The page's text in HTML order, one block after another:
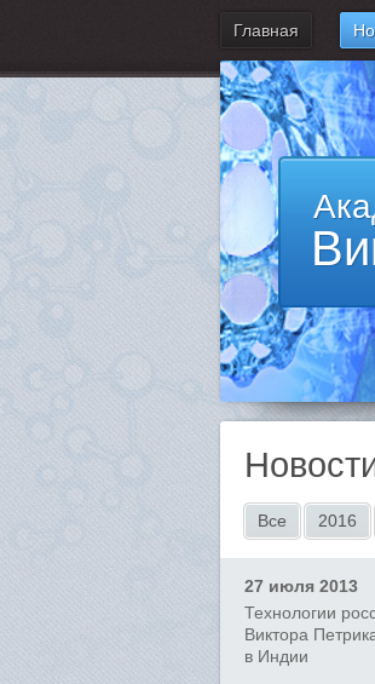
Главная
Все 2016
27 июля 2013
Технологии
Виктора
в Индии